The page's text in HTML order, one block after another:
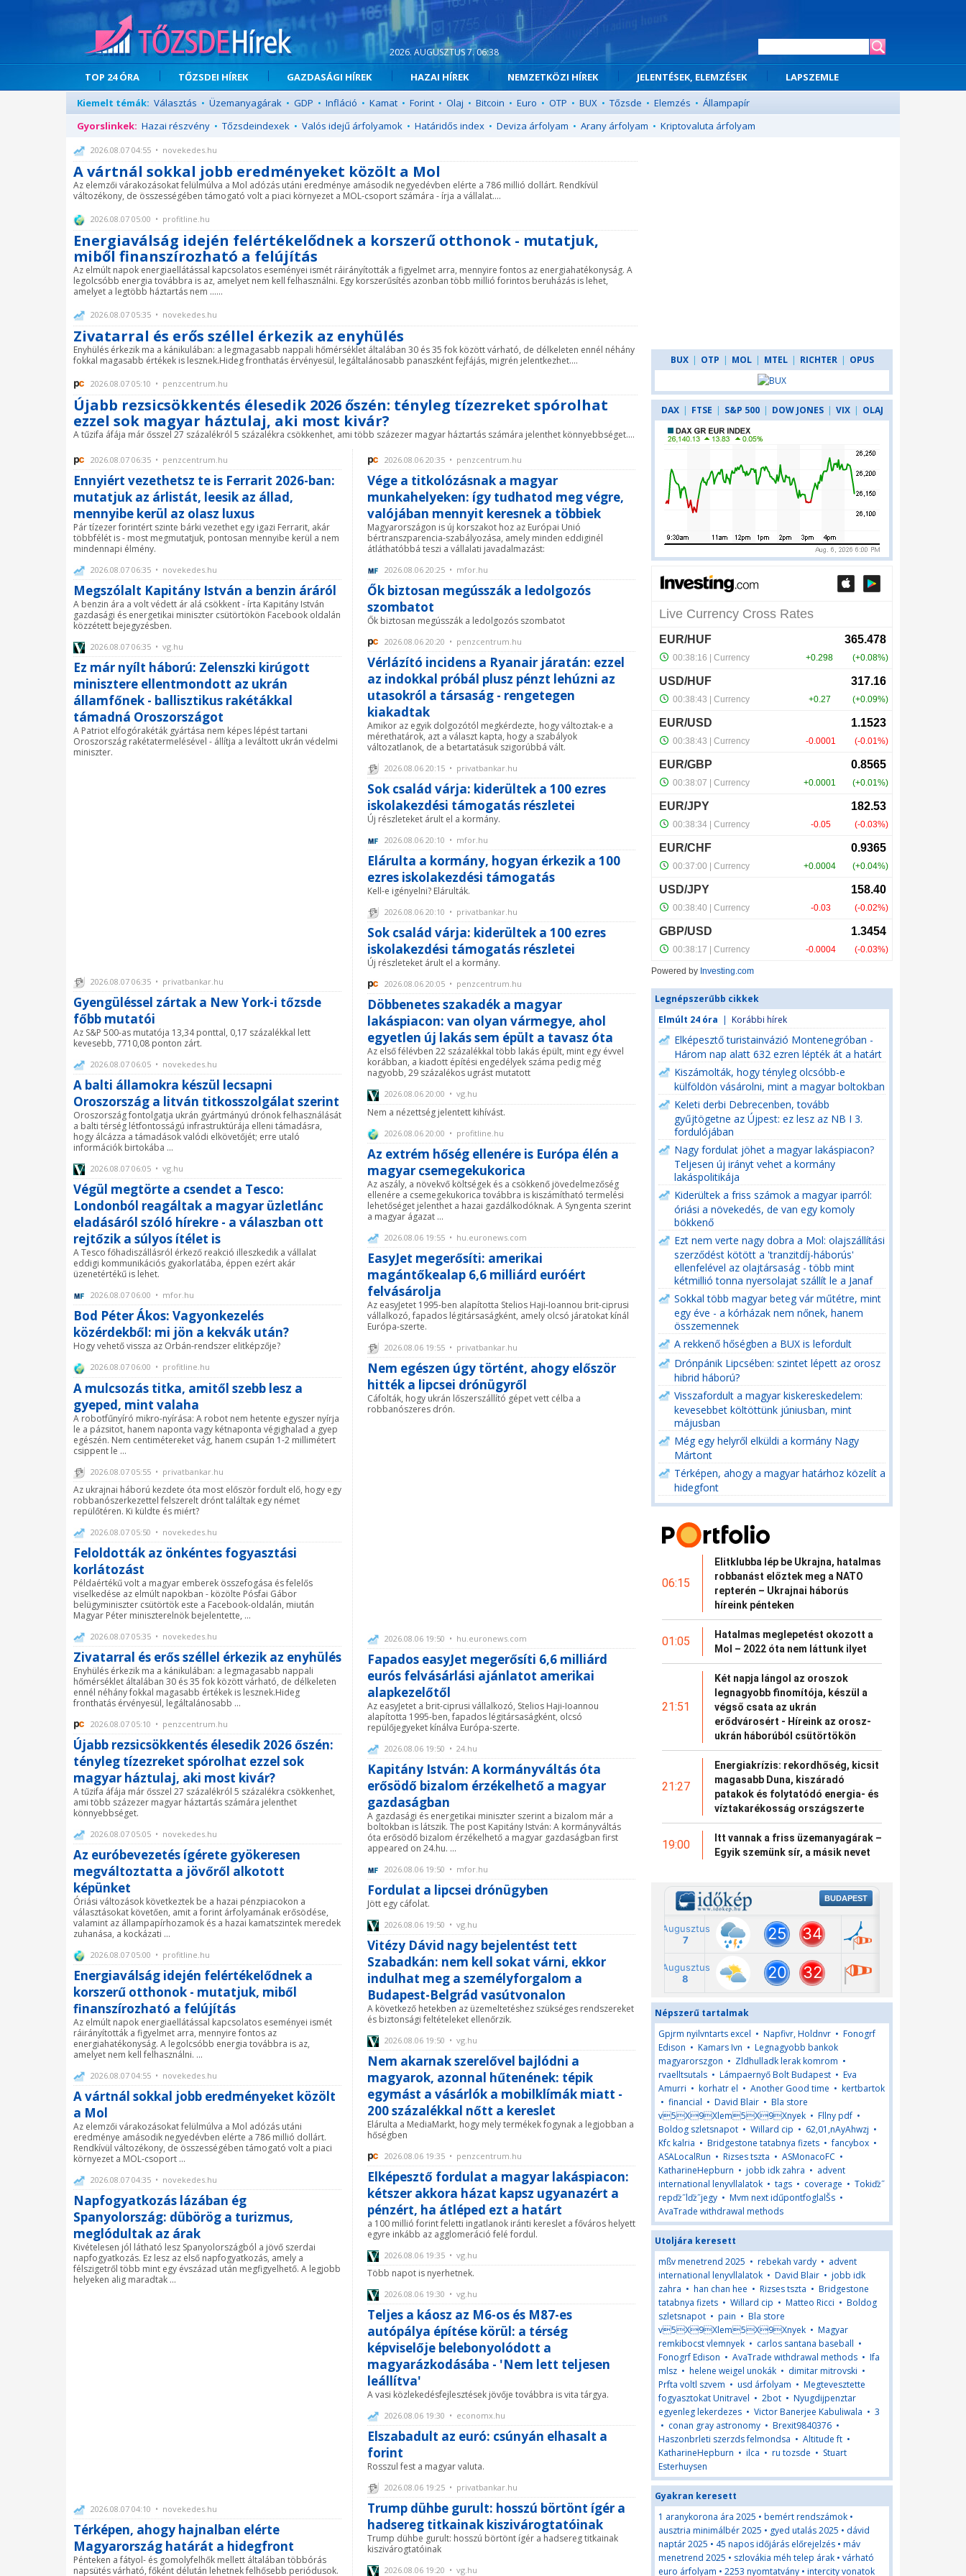
2026. AUGUSZTUS 7. 06:38
TOP 24 ÓRA TŐZSDEI HÍREK GAZDASÁGI HÍREK HAZAI HÍREK NEMZETKÖZI HÍREK JELENTÉSEK, ELEMZÉSEK
LAPSZEMLE
Kiemelt témák: Választás • Üzemanyagárak • GDP • Infláció • Kamat • Forint • Olaj • Bitcoin • Euro • OTP • BUX • Tőzsde • Elemzés • Állampapír
Gyorslinkek: Hazai részvény • Tőzsdeindexek • Valós idejű árfolyamok • Határidős index • Deviza árfolyam • Arany árfolyam • Kriptovaluta árfolyam
2026.08.07 04:55 • novekedes.hu
A vártnál sokkal jobb eredményeket közölt a Mol
Az elemzői várakozásokat felülmúlva a Mol adózás utáni eredménye amásodik negyedévben elérte a 786 millió dollárt. Rendkívül
változékony, de összességében támogató volt a piaci környezet a MOL-csoport számára - írja a vállalat....
2026.08.07 05:00 • profitline.hu
Energiaválság idején felértékelődnek a korszerű otthonok - mutatjuk,
miből finanszírozható a felújítás
Az elmúlt napok energiaellátással kapcsolatos eseményei ismét ráirányították a figyelmet arra, mennyire fontos az energiahatékonyság. A
legolcsóbb energia továbbra is az, amelyet nem kell felhasználni. Egy korszerűsítés azonban több millió forintos beruházás is lehet,
amelyet a legtöbb háztartás nem ......
2026.08.07 05:35 • novekedes.hu
Zivatarral és erős széllel érkezik az enyhülés
Enyhülés érkezik ma a kánikulában: a legmagasabb nappali hőmérséklet általában 30 és 35 fok között várható, de délkeleten ennél néhány
fokkal magasabb értékek is lesznek.Hideg fronthatás érvényesül, legáltalánosabb panaszként fejfájás, migrén jelentkezhet....
2026.08.07 05:10 • penzcentrum.hu
Újabb rezsicsökkentés élesedik 2026 őszén: tényleg tízezreket spórolhat
ezzel sok magyar háztulaj, aki most kivár?
A tűzifa áfája már ősszel 27 százalékról 5 százalékra csökkenhet, ami több százezer magyar háztartás számára jelenthet könnyebbséget....
2026.08.07 06:35 • penzcentrum.hu
Ennyiért vezethetsz te is Ferrarit 2026-ban:
mutatjuk az árlistát, leesik az állad,
mennyibe kerül az olasz luxus
Pár tízezer forintért szinte bárki vezethet egy igazi Ferrarit, akár
többfélét is - most megmutatjuk, pontosan mennyibe kerül a nem
mindennapi élmény.
2026.08.07 06:35 • novekedes.hu
Megszólalt Kapitány István a benzin áráról
A benzin ára a volt védett ár alá csökkent - írta Kapitány István
gazdasági és energetikai miniszter csütörtökön Facebook oldalán
közzétett bejegyzésben.
2026.08.07 06:35 • vg.hu
Ez már nyílt háború: Zelenszki kirúgott
minisztere ellentmondott az ukrán
államfőnek - ballisztikus rakétákkal
támadná Oroszországot
A Patriot elfogórakéták gyártása nem képes lépést tartani
Oroszország rakétatermelésével - állítja a leváltott ukrán védelmi
miniszter.
2026.08.07 06:35 • privatbankar.hu
Gyengüléssel zártak a New York-i tőzsde
főbb mutatói
Az S&P 500-as mutatója 13,34 ponttal, 0,17 százalékkal lett
kevesebb, 7710,08 ponton zárt.
2026.08.07 06:05 • novekedes.hu
A balti államokra készül lecsapni
Oroszország a litván titkosszolgálat szerint
Oroszország fontolgatja ukrán gyártmányú drónok felhasználását
a balti térség létfontosságú infrastruktúrája elleni támadásra,
hogy álcázza a támadások valódi elkövetőjét; erre utaló
információk birtokába ...
2026.08.07 06:05 • vg.hu
Végül megtörte a csendet a Tesco:
Londonból reagáltak a magyar üzletlánc
eladásáról szóló hírekre - a válaszban ott
rejtőzik a súlyos ítélet is
A Tesco főhadiszállásról érkező reakció illeszkedik a vállalat
eddigi kommunikációs gyakorlatába, éppen ezért akár
üzenetértékű is lehet.
2026.08.07 06:00 • mfor.hu
Bod Péter Ákos: Vagyonkezelés
közérdekből: mi jön a kekvák után?
Hogy vehető vissza az Orbán-rendszer elitképzője?
2026.08.07 06:00 • profitline.hu
A mulcsozás titka, amitől szebb lesz a
gyeped, mint valaha
A robotfűnyíró mikro-nyírása: A robot nem hetente egyszer nyírja
le a pázsitot, hanem naponta vagy kétnaponta végighalad a gyep
egészén. Nem centimétereket vág, hanem csupán 1-2 millimétert
csippent le ...
2026.08.07 05:55 • privatbankar.hu
Az ukrajnai háború kezdete óta most először fordult elő, hogy egy
robbanószerkezettel felszerelt drónt találtak egy német
repülőtéren. Ki küldte és miért?
2026.08.07 05:50 • novekedes.hu
Feloldották az önkéntes fogyasztási
korlátozást
Példaértékű volt a magyar emberek összefogása és felelős
viselkedése az elmúlt napokban - közölte Pósfai Gábor
belügyminiszter csütörtök este a Facebook-oldalán, miután
Magyar Péter miniszterelnök bejelentette, ...
2026.08.07 05:35 • novekedes.hu
Zivatarral és erős széllel érkezik az enyhülés
Enyhülés érkezik ma a kánikulában: a legmagasabb nappali
hőmérséklet általában 30 és 35 fok között várható, de délkeleten
ennél néhány fokkal magasabb értékek is lesznek.Hideg
fronthatás érvényesül, legáltalánosabb ...
2026.08.07 05:10 • penzcentrum.hu
Újabb rezsicsökkentés élesedik 2026 őszén:
tényleg tízezreket spórolhat ezzel sok
magyar háztulaj, aki most kivár?
A tűzifa áfája már ősszel 27 százalékról 5 százalékra csökkenhet,
ami több százezer magyar háztartás számára jelenthet
könnyebbséget.
2026.08.07 05:05 • novekedes.hu
Az euróbevezetés ígérete gyökeresen
megváltoztatta a jövőről alkotott
képünket
Óriási változások következtek be a hazai pénzpiacokon a
választásokat követően, amit a forint árfolyamának erősödése,
valamint az állampapírhozamok és a hazai kamatszintek meredek
zuhanása, a kockázati ...
2026.08.07 05:00 • profitline.hu
Energiaválság idején felértékelődnek a
korszerű otthonok - mutatjuk, miből
finanszírozható a felújítás
Az elmúlt napok energiaellátással kapcsolatos eseményei ismét
ráirányították a figyelmet arra, mennyire fontos az
energiahatékonyság. A legolcsóbb energia továbbra is az,
amelyet nem kell felhasználni. ...
2026.08.07 04:55 • novekedes.hu
A vártnál sokkal jobb eredményeket közölt
a Mol
Az elemzői várakozásokat felülmúlva a Mol adózás utáni
eredménye amásodik negyedévben elérte a 786 millió dollárt.
Rendkívül változékony, de összességében támogató volt a piaci
környezet a MOL-csoport ...
2026.08.07 04:35 • novekedes.hu
Napfogyatkozás lázában ég
Spanyolország: dübörög a turizmus,
meglódultak az árak
Kivételesen jól látható lesz Spanyolországból a jövő szerdai
napfogyatkozás. Ez lesz az első napfogyatkozás, amely a
félszigetről több mint egy évszázad után megfigyelhető. A legjobb
helyeken alig maradtak ...
2026.08.07 04:10 • novekedes.hu
Térképen, ahogy hajnalban elérte
Magyarország határát a hidegfront
Pénteken a fátyol- és gomolyfelhők mellett általában többórás
napsütés várható, főként délután lehetnek felhősebb periódusok.
2026.08.06 20:35 • penzcentrum.hu
Vége a titkolózásnak a magyar
munkahelyeken: így tudhatod meg végre,
valójában mennyit keresnek a többiek
Magyarországon is új korszakot hoz az Európai Unió
bértranszparencia-szabályozása, amely minden eddiginél
átláthatóbbá teszi a vállalati javadalmazást:
2026.08.06 20:25 • mfor.hu
Ők biztosan megússzák a ledolgozós
szombatot
Ők biztosan megússzák a ledolgozós szombatot
2026.08.06 20:20 • penzcentrum.hu
Vérlázító incidens a Ryanair járatán: ezzel
az indokkal próbál plusz pénzt lehúzni az
utasokról a társaság - rengetegen
kiakadtak
Amikor az egyik dolgozótól megkérdezte, hogy változtak-e a
mérethatárok, azt a választ kapta, hogy a szabályok
változatlanok, de a betartatásuk szigorúbbá vált.
2026.08.06 20:15 • privatbankar.hu
Sok család várja: kiderültek a 100 ezres
iskolakezdési támogatás részletei
Új részleteket árult el a kormány.
2026.08.06 20:10 • mfor.hu
Elárulta a kormány, hogyan érkezik a 100
ezres iskolakezdési támogatás
Kell-e igényelni? Elárulták.
2026.08.06 20:10 • privatbankar.hu
Sok család várja: kiderültek a 100 ezres
iskolakezdési támogatás részletei
Új részleteket árult el a kormány.
2026.08.06 20:05 • penzcentrum.hu
Döbbenetes szakadék a magyar
lakáspiacon: van olyan vármegye, ahol
egyetlen új lakás sem épült a tavasz óta
Az első félévben 22 százalékkal több lakás épült, mint egy évvel
korábban, a kiadott építési engedélyek száma pedig még
nagyobb, 29 százalékos ugrást mutatott
2026.08.06 20:00 • vg.hu
Nem a nézettség jelentett kihívást.
2026.08.06 20:00 • profitline.hu
Az extrém hőség ellenére is Európa élén a
magyar csemegekukorica
Az aszály, a növekvő költségek és a csökkenő jövedelmezőség
ellenére a csemegekukorica továbbra is kiszámítható termelési
lehetőséget jelenthet a hazai gazdálkodóknak. A Syngenta szerint
a magyar ágazat ...
2026.08.06 19:55 • hu.euronews.com
EasyJet megerősíti: amerikai
magántőkealap 6,6 milliárd euróért
felvásárolja
Az easyJetet 1995-ben alapította Stelios Haji-Ioannou brit-ciprusi
vállalkozó, fapados légitársaságként, amely olcsó járatokat kínál
Európa-szerte.
2026.08.06 19:55 • privatbankar.hu
Nem egészen úgy történt, ahogy először
hitték a lipcsei drónügyről
Cáfolták, hogy ukrán lőszerszállító gépet vett célba a
robbanószeres drón.
2026.08.06 19:50 • hu.euronews.com
Fapados easyJet megerősíti 6,6 milliárd
eurós felvásárlási ajánlatot amerikai
alapkezelőtől
Az easyJetet a brit-ciprusi vállalkozó, Stelios Haji-Ioannou
alapította 1995-ben, fapados légitársaságként, olcsó
repülőjegyeket kínálva Európa-szerte.
2026.08.06 19:50 • 24.hu
Kapitány István: A kormányváltás óta
erősödő bizalom érzékelhető a magyar
gazdaságban
A gazdasági és energetikai miniszter szerint a bizalom már a
boltokban is látszik. The post Kapitány István: A kormányváltás
óta erősödő bizalom érzékelhető a magyar gazdaságban first
appeared on 24.hu. ...
2026.08.06 19:50 • mfor.hu
Fordulat a lipcsei drónügyben
Jött egy cáfolat.
2026.08.06 19:50 • vg.hu
Vitézy Dávid nagy bejelentést tett
Szabadkán: nem kell sokat várni, ekkor
indulhat meg a személyforgalom a
Budapest-Belgrád vasútvonalon
A következő hetekben az üzemeltetéshez szükséges rendszereket
és biztonsági feltételeket ellenőrzik.
2026.08.06 19:50 • vg.hu
Nem akarnak szerelővel bajlódni a
magyarok, azonnal hűtenének: tépik
egymást a vásárlók a mobilklímák miatt -
200 százalékkal nőtt a kereslet
Elárulta a MediaMarkt, hogy mely termékek fogynak a legjobban a
hőségben
2026.08.06 19:35 • penzcentrum.hu
Elképesztő fordulat a magyar lakáspiacon:
kétszer akkora házat kapsz ugyanazért a
pénzért, ha átléped ezt a határt
a 100 millió forint feletti ingatlanok iránti kereslet a főváros helyett
egyre inkább az agglomeráció felé fordul.
2026.08.06 19:35 • vg.hu
Több napot is nyerhetnek.
2026.08.06 19:30 • vg.hu
Teljes a káosz az M6-os és M87-es
autópálya építése körül: a térség
képviselője belebonyolódott a
magyarázkodásába - 'Nem lett teljesen
leállítva'
A vasi közlekedésfejlesztések jövője továbbra is vita tárgya.
2026.08.06 19:30 • economx.hu
Elszabadult az euró: csúnyán elhasalt a
forint
Rosszul fest a magyar valuta.
2026.08.06 19:25 • privatbankar.hu
Trump dühbe gurult: hosszú börtönt ígér a
hadsereg titkainak kiszivárogtatóinak
Trump dühbe gurult: hosszú börtönt ígér a hadsereg titkainak
kiszivárogtatóinak
2026.08.06 19:20 • vg.hu
BUX | OTP | MOL | MTEL | RICHTER | OPUS
DAX | FTSE | S&P 500 | DOW JONES | VIX | OLAJ
Powered by Investing.com
Legnépszerűbb cikkek
Elmúlt 24 óra | Korábbi hírek
Elképesztő turistainvázió Montenegróban -
Három nap alatt 632 ezren lépték át a határt
Kiszámolták, hogy tényleg olcsóbb-e
külföldön vásárolni, mint a magyar boltokban
Keleti derbi Debrecenben, tovább
gyűjtögetne az Újpest: ez lesz az NB I 3.
fordulójában
Nagy fordulat jöhet a magyar lakáspiacon?
Teljesen új irányt vehet a kormány
lakáspolitikája
Kiderültek a friss számok a magyar iparról:
óriási a növekedés, de van egy komoly
bökkenő
Ezt nem verte nagy dobra a Mol: olajszállítási
szerződést kötött a 'tranzitdíj-háborús'
ellenfelével az olajtársaság - több mint
kétmillió tonna nyersolajat szállít le a Janaf
Sokkal több magyar beteg vár műtétre, mint
egy éve - a kórházak nem nőnek, hanem
összemennek
A rekkenő hőségben a BUX is lefordult
Drónpánik Lipcsében: szintet lépett az orosz
hibrid háború?
Visszafordult a magyar kiskereskedelem:
kevesebbet költöttünk júniusban, mint
májusban
Még egy helyről elküldi a kormány Nagy
Mártont
Térképen, ahogy a magyar határhoz közelít a
hidegfont
06:15
Elitklubba lép be Ukrajna, hatalmas
robbanást előztek meg a NATO
repterén – Ukrajnai háborús
híreink pénteken
01:05
Hatalmas meglepetést okozott a
Mol – 2022 óta nem láttunk ilyet
21:51
Két napja lángol az oroszok
legnagyobb finomítója, készül a
végső csata az ukrán
erődvárosért - Híreink az orosz-
ukrán háborúból csütörtökön
21:27
Energiakrízis: rekordhőség, kicsit
magasabb Duna, kiszáradó
patakok és folytatódó energia- és
víztakarékosság országszerte
19:00
Itt vannak a friss üzemanyagárak –
Egyik szemünk sír, a másik nevet
Népszerű tartalmak
Gpjrm nyilvntarts excel • Napfivr, Holdnvr • Fonogrf
Edison • Kamars Ivn • Legnagyobb bankok
magyarorszgon • Zldhulladk lerak komrom •
rvaelltsutals • Lámpaernyő Bolt Budapest • Eva
Amurri • korhatr el • Another Good time • kertbartok
• financial • David Blair • Bla store
v5X9Xlem5X9Xnyek • Fllny pdf •
Boldog szletsnapot • Willard cip • 62,01,nAyAhwzj •
Kfc kalria • Bridgestone tatabnya fizets •fancybox •
ASALocalRun • Rizses tszta • ASMonacoFC •
KatharineHepburn • jobb idk zahra • advent
international lenyvllalatok • tags • coverage • Tokiďż˝
repďż˝lďż˝jegy • Mvm next idűpontfoglalŠs •
AvaTrade withdrawal methods
Utoljára keresett
mßv menetrend 2025 • rebekah vardy • advent
international lenyvllalatok • David Blair • jobb idk
zahra • han chan hee • Rizses tszta • Bridgestone
tatabnya fizets • Willard cip • Matteo Ricci • Boldog
szletsnapot • pain • Bla store
v5X9Xlem5X9Xnyek • Magyar
remkibocst vlemnyek • carlos santana baseball •
Fonogrf Edison • AvaTrade withdrawal methods • Ifa
mlsz • helene weigel unokák • dimitar mitrovski •
Prfta voltl szvem • usd árfolyam • Megtevesztette
fogyasztokat Unitravel • 2bot • Nyugdijpenztar
egyenleg lekerdezes • Victor Banerjee Kabuliwala • 3
• conan gray astronomy • Brexit9840376 •
Haszonbrleti szerzds felmondsa • Altitude ft •
KatharineHepburn • ilca • ru tozsde • Stuart
Esterhuysen
Gyakran keresett
1 aranykorona ára 2025 • bemért rendszámok •
ausztria minimálbér 2025 • gyed utalás 2025 • dávid
naptár 2025 • 45 napos időjárás előrejelzés • máv
menetrend 2025 • szlovákia méh telep árak • várható
euro árfolyam • 2253 nyomtatvány • intercity vonatok